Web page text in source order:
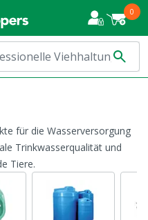
0
für die Wasserversorgung
Trinkwasserqualität und
Tiere.